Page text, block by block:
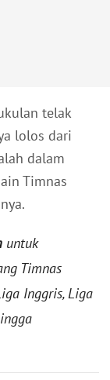
telak
lolos dari
dalam
Timnas
untuk
Timnas
Inggris, Liga